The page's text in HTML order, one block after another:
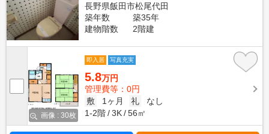
長野県飯田市松尾代田
築年数
築35年
建物階数
2階建
画像 : 30枚
即入居 写真充実
5.8万円
管理費等：0円
敷
1ヶ月 礼
なし
1-2階
3K 56㎡